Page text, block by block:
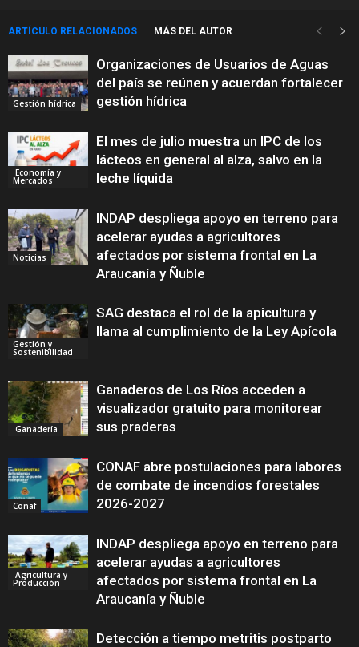
ARTÍCULO RELACIONADOS MÁS DEL AUTOR
Gestión hídrica
Organizaciones de Usuarios de Aguas
del país se reúnen y acuerdan fortalecer
gestión hídrica
Economía y
Mercados
El mes de julio muestra un IPC de los
lácteos en general al alza, salvo en la
leche líquida
Noticias
INDAP despliega apoyo en terreno para
acelerar ayudas a agricultores
afectados por sistema frontal en La
Araucanía y Ñuble
Gestión y
Sostenibilidad
SAG destaca el rol de la apicultura y
llama al cumplimiento de la Ley Apícola
Ganadería
Ganaderos de Los Ríos acceden a
visualizador gratuito para monitorear
sus praderas
Conaf
CONAF abre postulaciones para labores
de combate de incendios forestales
2026-2027
Agricultura y
Producción
INDAP despliega apoyo en terreno para
acelerar ayudas a agricultores
afectados por sistema frontal en La
Araucanía y Ñuble
Detección a tiempo metritis postparto